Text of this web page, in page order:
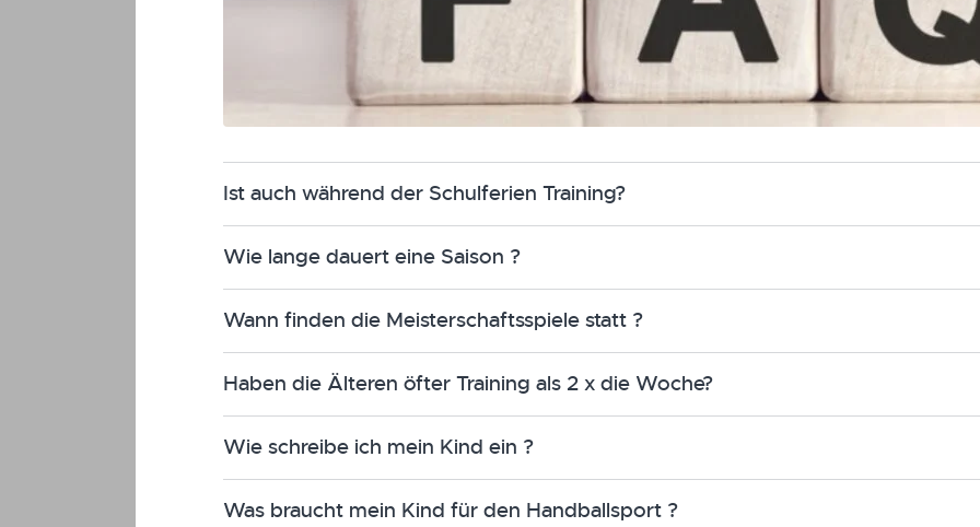
Ist auch während der Schulferien Training?
Wie lange dauert eine Saison ?
Wann finden die Meisterschaftsspiele statt ?
Haben die Älteren öfter Training als 2 x die Woche?
Wie schreibe ich mein Kind ein ?
Was braucht mein Kind für den Handballsport ?